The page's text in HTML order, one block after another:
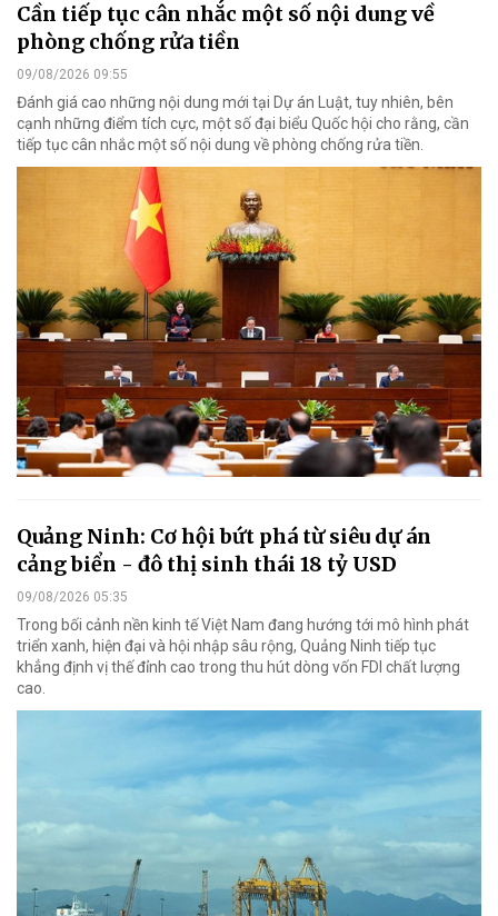
Cần tiếp tục cân nhắc một số nội dung về
phòng chống rửa tiền
09/08/2026 09:55
Đánh giá cao những nội dung mới tại Dự án Luật, tuy nhiên, bên
cạnh những điểm tích cực, một số đại biểu Quốc hội cho rằng, cần
tiếp tục cân nhắc một số nội dung về phòng chống rửa tiền.
Quảng Ninh: Cơ hội bứt phá từ siêu dự án
cảng biển - đô thị sinh thái 18 tỷ USD
09/08/2026 05:35
Trong bối cảnh nền kinh tế Việt Nam đang hướng tới mô hình phát
triển xanh, hiện đại và hội nhập sâu rộng, Quảng Ninh tiếp tục
khẳng định vị thế đỉnh cao trong thu hút dòng vốn FDI chất lượng
cao.